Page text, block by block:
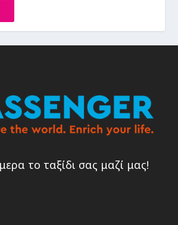
το ταξίδι σας μαζί μας!